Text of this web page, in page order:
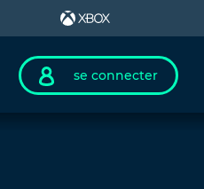
se connecter